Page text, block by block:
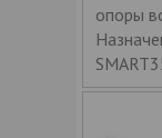
опоры